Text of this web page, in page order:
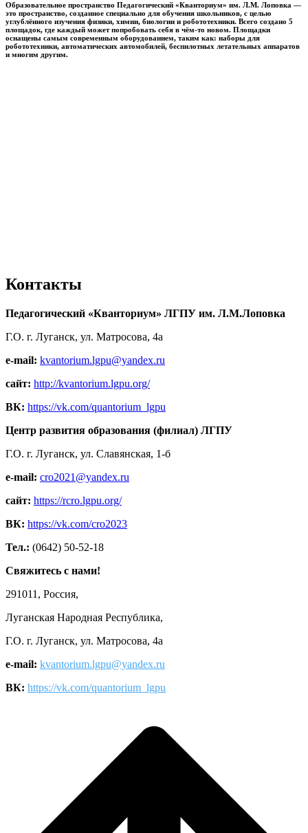
Образовательное пространство Педагогический «Кванториум» им. Л.М. Лоповка —
это пространство, созданное специально для обучения школьников, с целью
углублённого изучения физики, химии, биологии и робототехники. Всего создано 5
площадок, где каждый может попробовать себя в чём-то новом. Площадки
оснащены самым современным оборудованием, таким как: наборы для
робототехники, автоматических автомобилей, беспилотных летательных аппаратов
и многим другим.
Контакты
Педагогический «Кванториум» ЛГПУ им. Л.М.Лоповка
Г.О. г. Луганск, ул. Матросова, 4а
e-mail: kvantorium.lgpu@yandex.ru
сайт: http://kvantorium.lgpu.org/
ВК: https://vk.com/quantorium_lgpu
Центр развития образования (филиал) ЛГПУ
Г.О. г. Луганск, ул. Славянская, 1-б
e-mail: cro2021@yandex.ru
сайт: https://rcro.lgpu.org/
ВК: https://vk.com/cro2023
Тел.: (0642) 50-52-18
Свяжитесь с нами!
291011, Россия,
Луганская Народная Республика,
Г.О. г. Луганск, ул. Матросова, 4а
e-mail: kvantorium.lgpu@yandex.ru
ВК: https://vk.com/quantorium_lgpu